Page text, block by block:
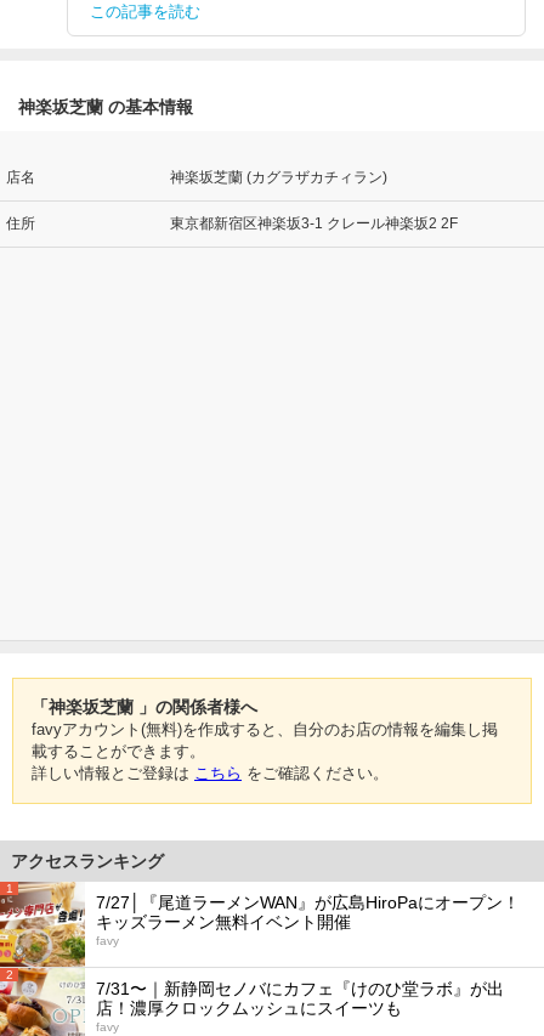
この記事を読む
神楽坂芝蘭 の基本情報
店名 神楽坂芝蘭 (カグラザカチィラン)
住所 東京都新宿区神楽坂3-1 クレール神楽坂2 2F
「神楽坂芝蘭 」の関係者様へ
favyアカウント(無料)を作成すると、自分のお店の情報を編集し掲
載することができます。
詳しい情報とご登録は こちら をご確認ください。
アクセスランキング
1
7/27│『尾道ラーメンWAN』が広島HiroPaにオープン！
キッズラーメン無料イベント開催
favy
2
7/31〜｜新静岡セノバにカフェ『けのひ堂ラボ』が出
店！濃厚クロックムッシュにスイーツも
favy